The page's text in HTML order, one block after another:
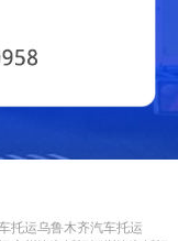
托运乌鲁木齐汽车托运